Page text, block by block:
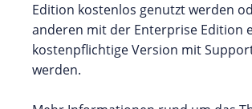
Edition kostenlos genutzt werden
anderen mit der Enterprise Edition
kostenpflichtige Version mit
werden.